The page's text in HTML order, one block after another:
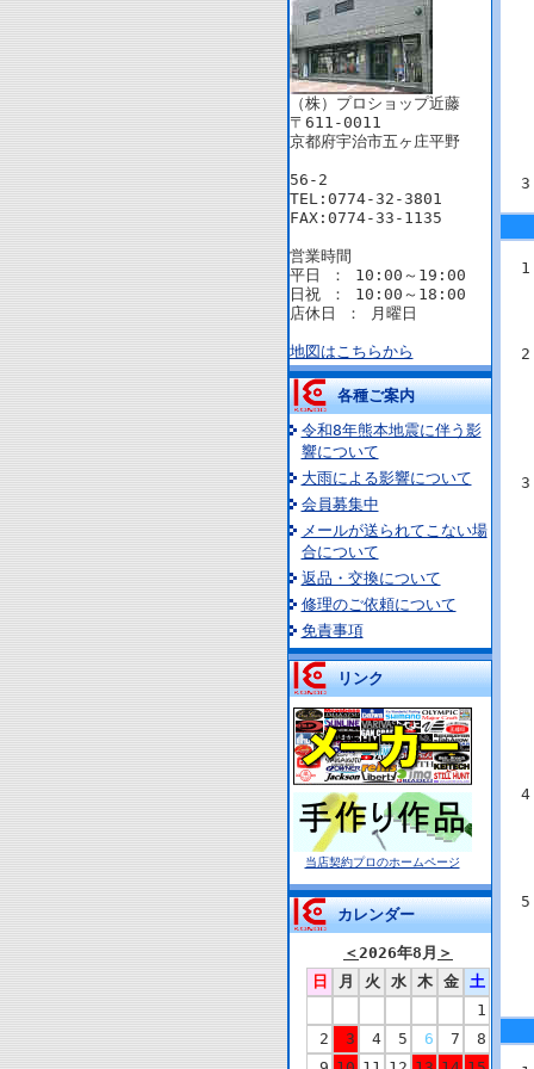
（株）プロショップ近藤
〒611-0011
京都府宇治市五ヶ庄平野
56-2
TEL:0774-32-3801
FAX:0774-33-1135
営業時間
平日 ： 10:00～19:00
日祝 ： 10:00～18:00
店休日 ： 月曜日
地図はこちらから
各種ご案内
令和8年熊本地震に伴う影
響について
大雨による影響について
会員募集中
メールが送られてこない場
合について
返品・交換について
修理のご依頼について
免責事項
リンク
当店契約プロのホームページ
カレンダー
＜2026年8月 ＞
日
月 火 水 木 金
土
1
2
3 4 5 6 7
8